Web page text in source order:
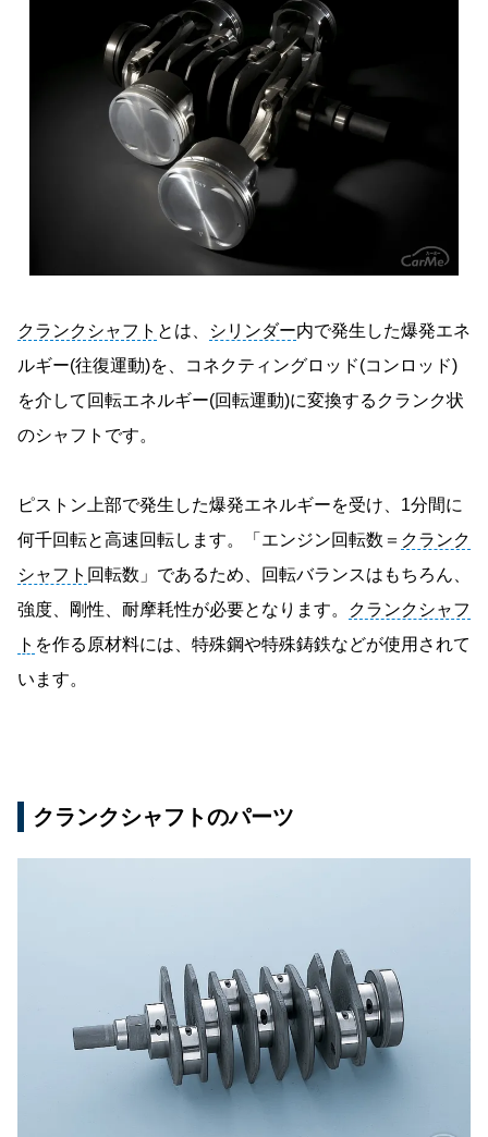
クランクシャフト とは、 シリンダー内で発生した爆発エネ
ルギー(往復運動)を、コネクティングロッド(コンロッド)
を介して回転エネルギー(回転運動)に変換するクランク状
のシャフトです。
ピストン上部で発生した爆発エネルギーを受け、1分間に
何千回転と高速回転します。「エンジン回転数＝ クランク
シャフト 回転数」であるため、回転バランスはもちろん、
強度、剛性、耐摩耗性が必要となります。
クランクシャフ
ト を作る原材料には、特殊鋼や特殊鋳鉄などが使用されて
います。
クランクシャフトのパーツ